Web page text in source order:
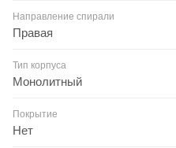
Направление спирали
Правая
Тип корпуса
Монолитный
Покрытие
Нет